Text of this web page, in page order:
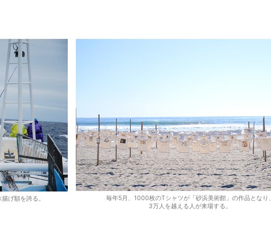
げ額を誇る。
毎年5月、1000枚のTシャツが「砂浜美術館」の作品となり、
3万人を越える人が来場する。